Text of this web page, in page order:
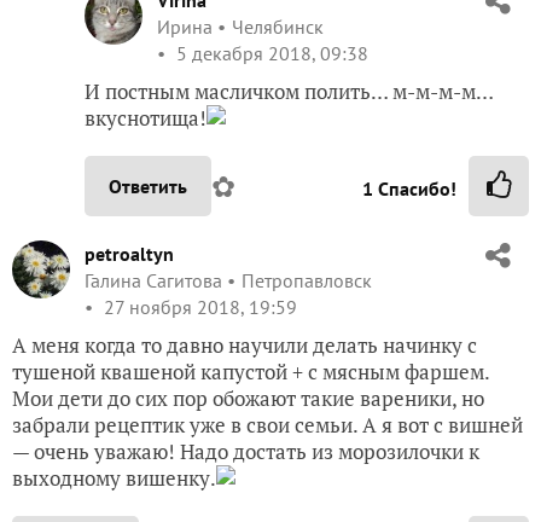
Ирина
Челябинск
5 декабря 2018, 09:38
И постным масличком полить… м-м-м-м…
вкуснотища!
Ответить ✿ 1 Спасибо!
petroaltyn
Галина Сагитова
Петропавловск
27 ноября 2018, 19:59
А меня когда то давно научили делать начинку с
тушеной квашеной капустой + с мясным фаршем.
Мои дети до сих пор обожают такие вареники, но
забрали рецептик уже в свои семьи. А я вот с вишней
— очень уважаю! Надо достать из морозилочки к
выходному вишенку.